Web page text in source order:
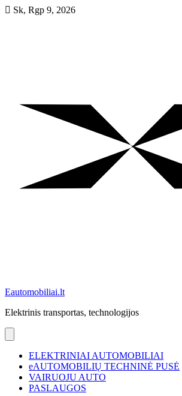
SkipSk, Rgp 9, 2026
Eautomobiliai.lt
Elektrinis transportas, technologijos
ELEKTRINIAI AUTOMOBILIAI
eAUTOMOBILIŲ TECHNINĖ PUSĖ
VAIRUOJU AUTO
PASLAUGOS